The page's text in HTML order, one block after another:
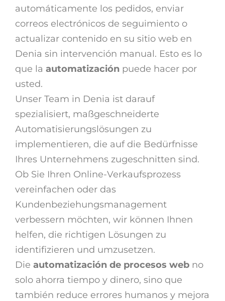
automáticamente los pedidos, enviar
correos electrónicos de seguimiento o
actualizar contenido en su sitio web en
Denia sin intervención manual. Esto es lo
que la automatización puede hacer por
usted.
Unser Team in Denia ist darauf
spezialisiert, maßgeschneiderte
Automatisierungslösungen zu
implementieren, die auf die Bedürfnisse
Ihres Unternehmens zugeschnitten sind.
Ob Sie Ihren Online-Verkaufsprozess
vereinfachen oder das
Kundenbeziehungsmanagement
verbessern möchten, wir können Ihnen
helfen, die richtigen Lösungen zu
identifizieren und umzusetzen.
Die automatización de procesos web no
solo ahorra tiempo y dinero, sino que
también reduce errores humanos y mejora